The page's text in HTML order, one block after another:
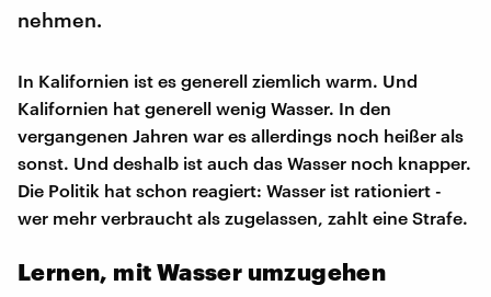
nehmen.
In Kalifornien ist es generell ziemlich warm. Und
Kalifornien hat generell wenig Wasser. In den
vergangenen Jahren war es allerdings noch heißer als
sonst. Und deshalb ist auch das Wasser noch knapper.
Die Politik hat schon reagiert: Wasser ist rationiert -
wer mehr verbraucht als zugelassen, zahlt eine Strafe.
Lernen, mit Wasser umzugehen